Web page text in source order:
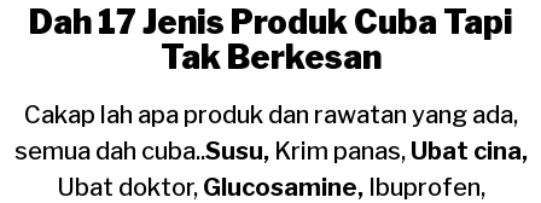
Dah 17 Jenis Produk Cuba Tapi
Tak Berkesan
Cakap lah apa produk dan rawatan yang ada,
semua dah cuba..Susu, Krim panas, Ubat cina,
Ubat doktor, Glucosamine, Ibuprofen,